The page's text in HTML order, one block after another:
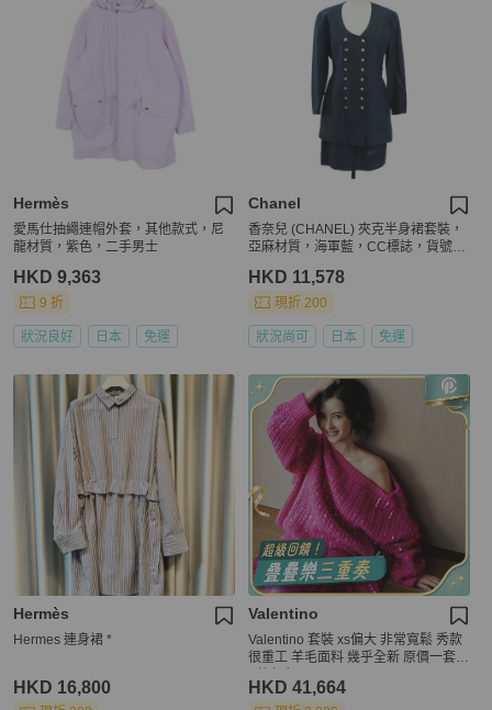
Hermès
愛馬仕抽繩連帽外套，其他款式，尼
龍材質，紫色，二手男士
HKD 9,363
9 折
狀況良好 日本 免運
Chanel
香奈兒 (CHANEL) 夾克半身裙套裝，
亞麻材質，海軍藍，CC標誌，貨號15
HKD 11,578
現折 200
狀況尚可 日本 免運
Hermès
Hermes 連身裙 *
HKD 16,800
Valentino
Valentino 套裝 xs偏大 非常寬鬆 秀款
很重工 羊毛面料 幾乎全新 原價一套4
HKD 41,664